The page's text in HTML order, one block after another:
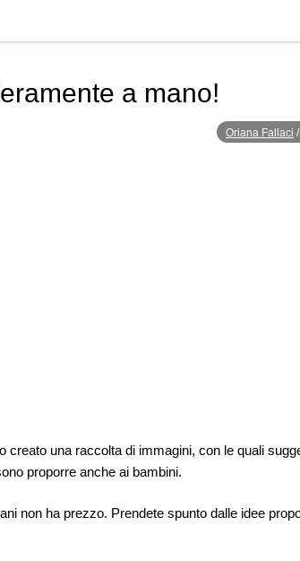
a mano!
Oriana Fallaci /
una raccolta di immagini, con le quali
proporre anche ai bambini.
non ha prezzo. Prendete spunto dalle idee